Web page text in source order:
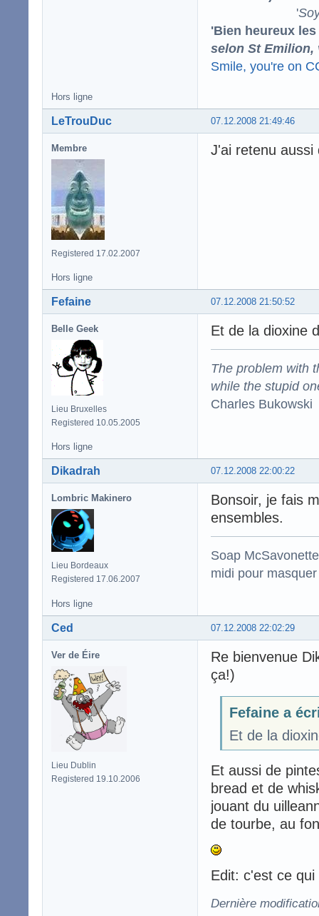
'
'Bien heureux
selon St Emilion,
Smile, you're on
Hors ligne
07.12.2008 21:49:46
LeTrouDuc
Membre
Registered 17.02.2007
J'ai retenu aussi
Hors ligne
07.12.2008 21:50:52
Fefaine
Belle Geek
Lieu Bruxelles
Registered 10.05.2005
Et de la dioxine
The problem with
while the stupid
Charles Bukowski
Hors ligne
07.12.2008 22:00:22
Dikadrah
Lombric Makinero
Lieu Bordeaux
Registered 17.06.2007
Bonsoir, je fais
ensembles.
Soap
midi pour
Hors ligne
07.12.2008 22:02:29
Ced
Ver de Éire
Lieu Dublin
Registered 19.10.2006
Re bienvenue
ça!)
Fefaine a
Et de la
Et aussi de
bread et de
jouant du
de tourbe, au
Edit: c'est ce
Dernière